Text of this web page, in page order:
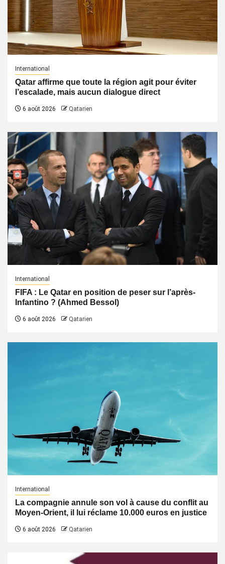
International
Qatar affirme que toute la région agit pour éviter
l’escalade, mais aucun dialogue direct
6 août 2026 Qatarien
International
FIFA : Le Qatar en position de peser sur l’après-
Infantino ? (Ahmed Bessol)
6 août 2026 Qatarien
International
La compagnie annule son vol à cause du conflit au
Moyen-Orient, il lui réclame 10.000 euros en justice
6 août 2026 Qatarien